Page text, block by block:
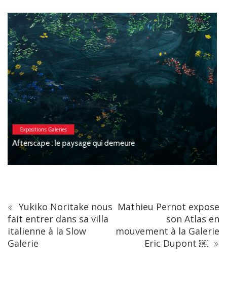
Expositions Galeries
Macchia : Jesse Willems, Galerie Clémentine de la
Féronnière
Yukiko Noritake nous
fait entrer dans sa villa
italienne à la Slow
Galerie
Mathieu Pernot expose
son Atlas en
mouvement à la Galerie
Eric Dupont ￼